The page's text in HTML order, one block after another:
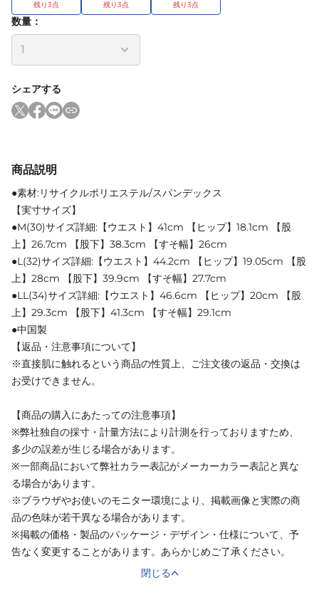
数量：
シェアする
商品説明
●素材:リサイクルポリエステル/スパンデックス
【実寸サイズ】
●M(30)サイズ詳細:【ウエスト】41cm 【ヒップ】18.1cm 【股
上】26.7cm 【股下】38.3cm 【すそ幅】26cm
●L(32)サイズ詳細:【ウエスト】44.2cm 【ヒップ】19.05cm 【股
上】28cm 【股下】39.9cm 【すそ幅】27.7cm
●LL(34)サイズ詳細:【ウエスト】46.6cm 【ヒップ】20cm 【股
上】29.3cm 【股下】41.3cm 【すそ幅】29.1cm
●中国製
【返品・注意事項について】
※直接肌に触れるという商品の性質上、ご注文後の返品・交換は
お受けできません。
【商品の購入にあたっての注意事項】
※弊社独自の採寸・計量方法により計測を行っておりますため、
多少の誤差が生じる場合があります。
※一部商品において弊社カラー表記がメーカーカラー表記と異な
る場合があります。
※ブラウザやお使いのモニター環境により、掲載画像と実際の商
品の色味が若干異なる場合があります。
※掲載の価格・製品のパッケージ・デザイン・仕様について、予
告なく変更することがあります。あらかじめご了承ください。
閉じる